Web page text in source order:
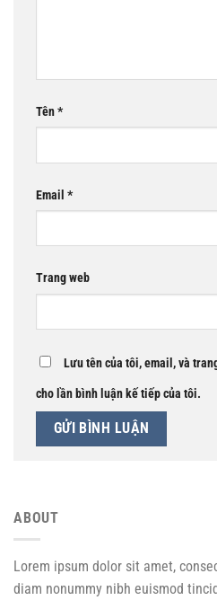
Tên*
Email *
Trang web
Lưu tên của tôi, email, và
cho lần bình luận kế tiếp của tôi.
ABOUT
Lorem ipsum dolor sit amet,
diam nonummy nibh euismod